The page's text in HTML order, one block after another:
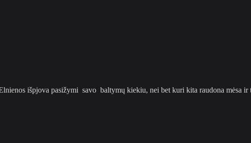
išpjova pasižymi savo baltymų kiekiu, nei bet kuri kita raudona mėsa